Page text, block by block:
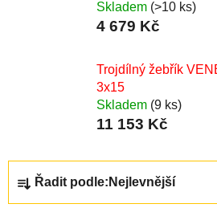
Skladem (>10 ks)
4 679 Kč
Trojdílný žebřík
3x15
Skladem (9 ks)
11 153 Kč
Řadit podle: Nejlevnější